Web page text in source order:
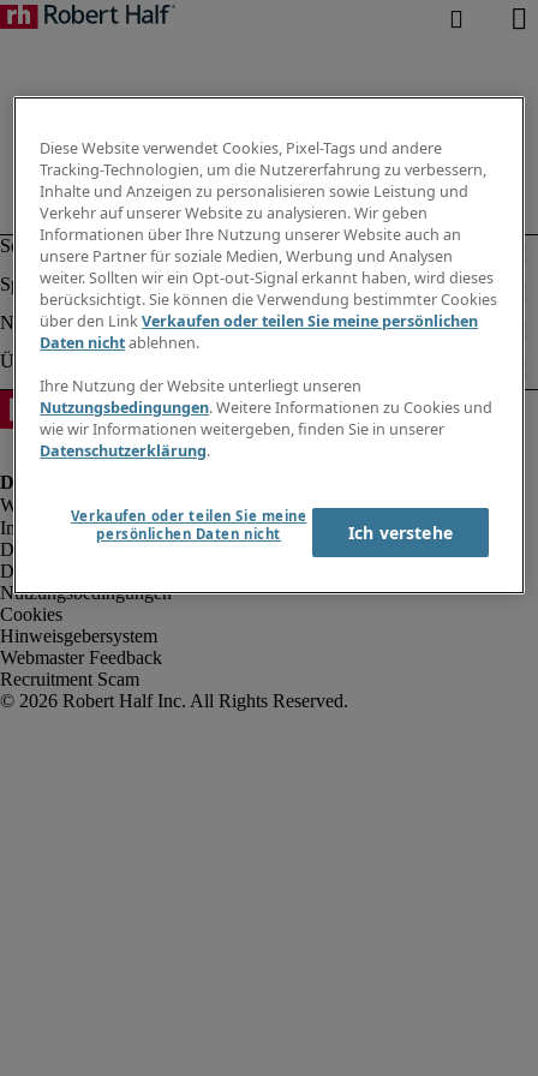
Impressum
Datenschutz
Datenschutz Arbeitnehmer/Zeitarbeitskräfte
Nutzungsbedingungen
Cookies
Hinweisgebersystem
Webmaster Feedback
Recruitment Scam
Diese Website verwendet Cookies, Pixel-Tags und andere
Tracking-Technologien, um die Nutzererfahrung zu verbessern,
Inhalte und Anzeigen zu personalisieren sowie Leistung und
Verkehr auf unserer Website zu analysieren. Wir geben
Informationen über Ihre Nutzung unserer Website auch an
unsere Partner für soziale Medien, Werbung und Analysen
weiter. Sollten wir ein Opt-out-Signal erkannt haben, wird dieses
berücksichtigt. Sie können die Verwendung bestimmter Cookies
über den LinkVerkaufen oder teilen Sie meine persönlichen
Daten nichtablehnen.
Ihre Nutzung der Website unterliegt unseren
Nutzungsbedingungen. Weitere Informationen zu Cookies und
wie wir Informationen weitergeben, finden Sie in unserer
Datenschutzerklärung.
Verkaufen oder teilen Sie meine
persönlichen Daten nicht
Ich verstehe